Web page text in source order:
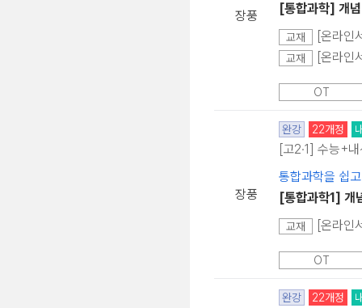
장풍
[통합과학] 개
교재 [온라인
교재 [온라인
OT
장풍
완강 22개정
[고2·1] 수능+
통합과학을 쉽
[통합과학1] 개
교재 [온라인
OT
완강 22개정